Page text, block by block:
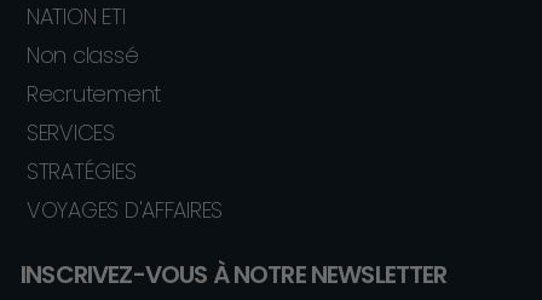
NATION ETI
Non classé
Recrutement
SERVICES
STRATÉGIES
VOYAGES D'AFFAIRES
INSCRIVEZ-VOUS À NOTRE NEWSLETTER